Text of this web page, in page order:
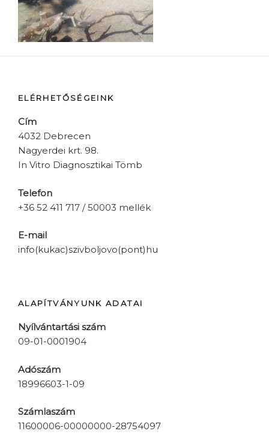
ELÉRHETŐSÉGEINK
Cím
4032 Debrecen
Nagyerdei krt. 98.
In Vitro Diagnosztikai Tömb
Telefon
+36 52 411 717 / 50003 mellék
E-mail
info(kukac)szivboljovo(pont)hu
ALAPÍTVÁNYUNK ADATAI
Nyílvántartási szám
09-01-0001904
Adószám
18996603-1-09
Számlaszám
11600006-00000000-28754097